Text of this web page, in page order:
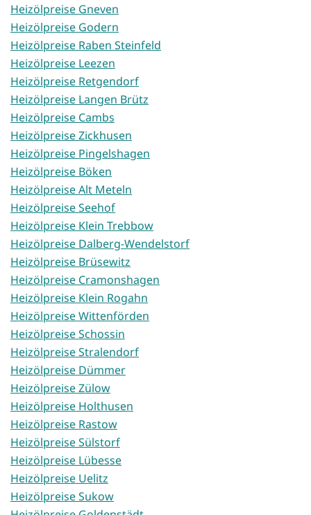
Heizölpreise Gneven
Heizölpreise Godern
Heizölpreise Raben Steinfeld
Heizölpreise Leezen
Heizölpreise Retgendorf
Heizölpreise Langen Brütz
Heizölpreise Cambs
Heizölpreise Zickhusen
Heizölpreise Pingelshagen
Heizölpreise Böken
Heizölpreise Alt Meteln
Heizölpreise Seehof
Heizölpreise Klein Trebbow
Heizölpreise Dalberg-Wendelstorf
Heizölpreise Brüsewitz
Heizölpreise Cramonshagen
Heizölpreise Klein Rogahn
Heizölpreise Wittenförden
Heizölpreise Schossin
Heizölpreise Stralendorf
Heizölpreise Dümmer
Heizölpreise Zülow
Heizölpreise Holthusen
Heizölpreise Rastow
Heizölpreise Sülstorf
Heizölpreise Lübesse
Heizölpreise Uelitz
Heizölpreise Sukow